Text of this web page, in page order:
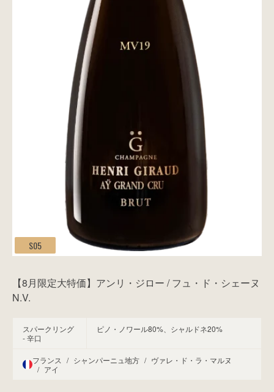
S05
【8月限定大特価】アンリ・ジロー / フュ・ド・シェーヌ
N.V.
スパークリング
- 辛口
ピノ・ノワール80%、シャルドネ20%
フランス / シャンパーニュ地方 / ヴァレ・ド・ラ・マルヌ
/ アイ